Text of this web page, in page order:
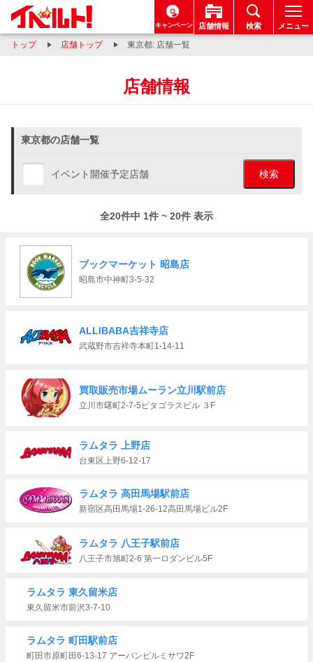
キャンペーン 店舗情報 検索 メニュー
トップ 店舗トップ 東京都: 店舗一覧
店舗情報
東京都の店舗一覧
イベント開催予定店舗 検索
全20件中 1件 ~ 20件 表示
ブックマーケット 昭島店
昭島市中神町3-5-32
ALLIBABA吉祥寺店
武蔵野市吉祥寺本町1-14-11
買取販売市場ムーラン立川駅前店
立川市曙町2-7-5ピタゴラスビル ３F
ラムタラ 上野店
台東区上野6-12-17
ラムタラ 高田馬場駅前店
新宿区高田馬場1-26-12高田馬場ビル2F
ラムタラ 八王子駅前店
八王子市旭町2-6 第一ロダンビル5F
ラムタラ 東久留米店
東久留米市前沢3-7-10
ラムタラ 町田駅前店
町田市原町田6-13-17 アーバンビルミサワ2F